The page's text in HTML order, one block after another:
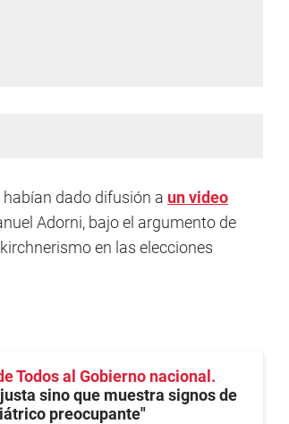
dado difusión a un video
Adorni, bajo el argumento de
en las elecciones
Todos al Gobierno nacional
sino que muestra signos de
preocupante"